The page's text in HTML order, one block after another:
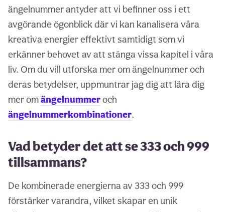
ängelnummer antyder att vi befinner oss i ett
avgörande ögonblick där vi kan kanalisera våra
kreativa energier effektivt samtidigt som vi
erkänner behovet av att stänga vissa kapitel i våra
liv. Om du vill utforska mer om ängelnummer och
deras betydelser, uppmuntrar jag dig att lära dig
mer omängelnummeroch
ängelnummerkombinationer.
Vad betyder det att se 333 och 999
tillsammans?
De kombinerade energierna av 333 och 999
förstärker varandra, vilket skapar en unik